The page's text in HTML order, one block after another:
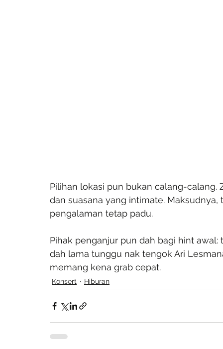
Pilihan lokasi pun bukan calang-
dan suasana yang intimate.
pengalaman tetap padu.
Pihak penganjur pun dah bagi hint
dah lama tunggu nak tengok Ari
memang kena grab cepat.
Konsert Hiburan